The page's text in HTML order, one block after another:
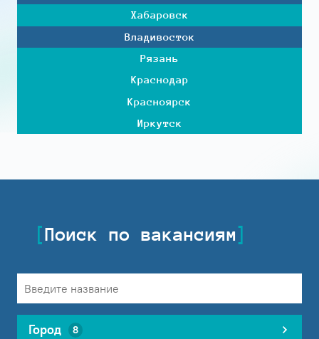
Хабаровск
Владивосток
Рязань
Краснодар
Красноярск
Иркутск
Поиск по вакансиям
Город 8